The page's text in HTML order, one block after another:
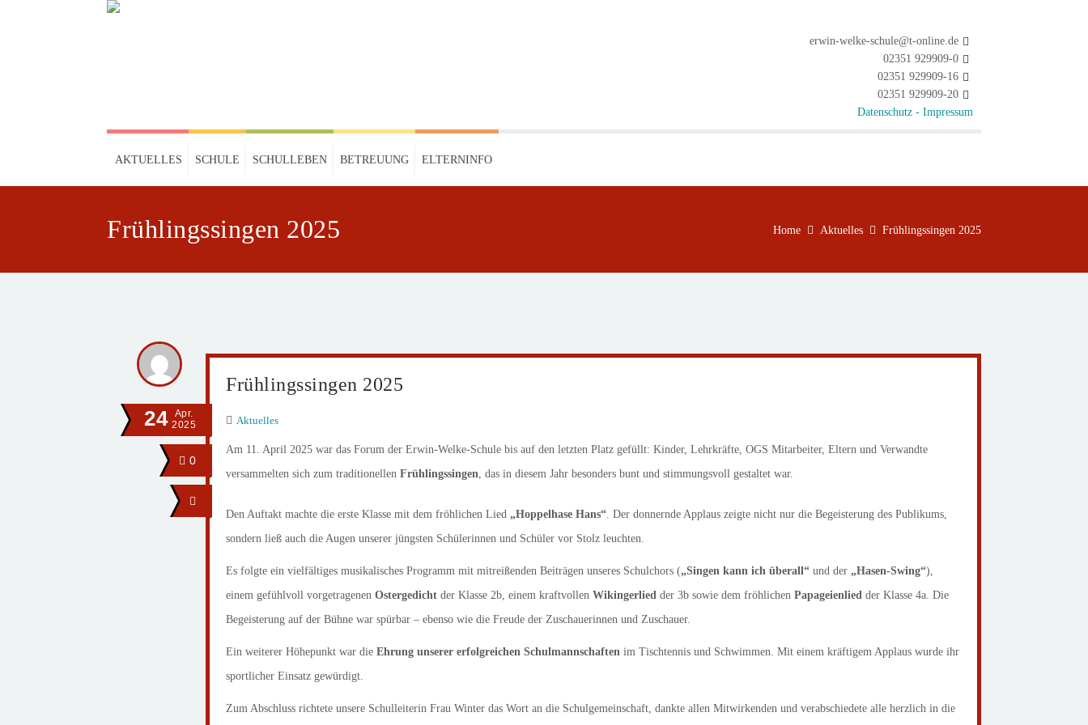
erwin-welke-schule@t-online.de
02351 929909-0
02351 929909-16
02351 929909-20
Datenschutz - Impressum
AKTUELLES SCHULE SCHULLEBEN BETREUUNG ELTERNINFO
Frühlingssingen 2025 Home Aktuelles Frühlingssingen 2025
24
Apr.
2025
0
Frühlingssingen 2025
Aktuelles
Am 11. April 2025 war das Forum der Erwin-Welke-Schule bis auf den letzten Platz gefüllt: Kinder, Lehrkräfte, OGS Mitarbeiter, Eltern und Verwandte
versammelten sich zum traditionellen Frühlingssingen, das in diesem Jahr besonders bunt und stimmungsvoll gestaltet war.
Den Auftakt machte die erste Klasse mit dem fröhlichen Lied „Hoppelhase Hans“. Der donnernde Applaus zeigte nicht nur die Begeisterung des Publikums,
sondern ließ auch die Augen unserer jüngsten Schülerinnen und Schüler vor Stolz leuchten.
Es folgte ein vielfältiges musikalisches Programm mit mitreißenden Beiträgen unseres Schulchors („Singen kann ich überall“ und der „Hasen-Swing“),
einem gefühlvoll vorgetragenen Ostergedicht der Klasse 2b, einem kraftvollen Wikingerlied der 3b sowie dem fröhlichen Papageienlied der Klasse 4a. Die
Begeisterung auf der Bühne war spürbar – ebenso wie die Freude der Zuschauerinnen und Zuschauer.
Ein weiterer Höhepunkt war die Ehrung unserer erfolgreichen Schulmannschaften im Tischtennis und Schwimmen. Mit einem kräftigem Applaus wurde ihr
sportlicher Einsatz gewürdigt.
Zum Abschluss richtete unsere Schulleiterin Frau Winter das Wort an die Schulgemeinschaft, dankte allen Mitwirkenden und verabschiedete alle herzlich in die